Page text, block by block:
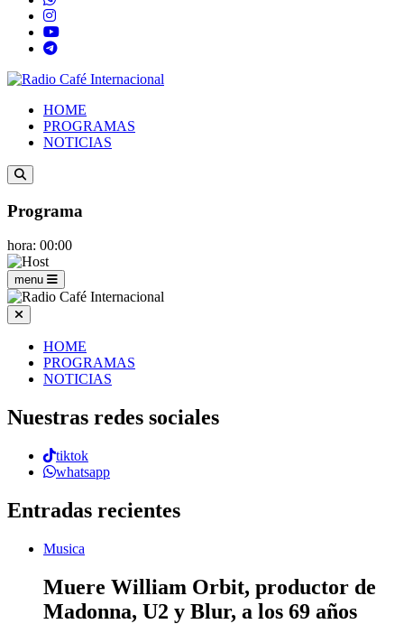
HOME
PROGRAMAS
NOTICIAS
Programa
hora: 00:00
menu
HOME
PROGRAMAS
NOTICIAS
Nuestras redes sociales
tiktok
whatsapp
Entradas recientes
Musica
Muere William Orbit, productor de
Madonna, U2 y Blur, a los 69 años